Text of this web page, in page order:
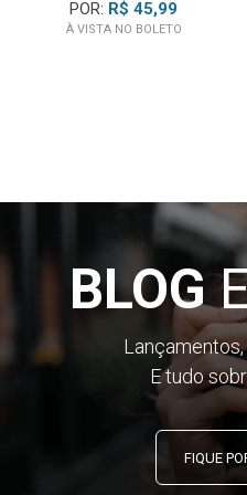
Principais Características:
• Ajuste rápido de ângulo
• Sistema de trava por giro
• Empunhadura grande e
• Pegada confortável com
• Fixação padrão GoPro
• Acompanha base giratória
• Acompanha parafuso
• Ideal para selfies, vlogs e
• Ótimo para cenas abertas e
• Fácil de transportar em
POR: R$ 45,99
À VISTA NO BOLETO
BLOG
E tudo
FIQUE